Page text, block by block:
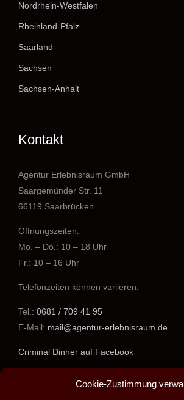
Cookie-Zustimmung
Nordrhein-Westfalen
Rheinland-Pfalz
Saarland
Sachsen
Sachsen-Anhalt
Kontakt
Agentur Erlebnisraum GmbH
Saargemünder Str. 11
66119 Saarbrücken
Öffnungszeiten:
Mo. – Do.: 10 – 18 Uhr
Fr.: 10 – 16 Uhr
Telefonzeiten können variieren.
Tel.: 0681 / 709 41 95
E-Mail: mail@agentur-erlebnisraum.de
Criminal Dinner auf Facebook